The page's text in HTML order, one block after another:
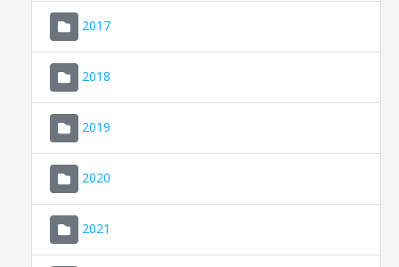
2017
2018
2019
2020
2021